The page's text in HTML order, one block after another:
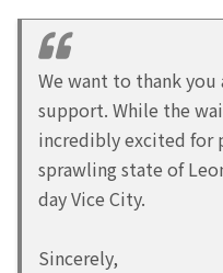
We want to thank you
support. While the
incredibly excited for
sprawling state of
day Vice City.
Sincerely,